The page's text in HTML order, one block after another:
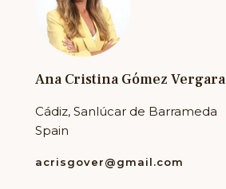
Ana Cristina Gómez Vergara
Cádiz, Sanlúcar de Barrameda
Spain
acrisgover@gmail.com